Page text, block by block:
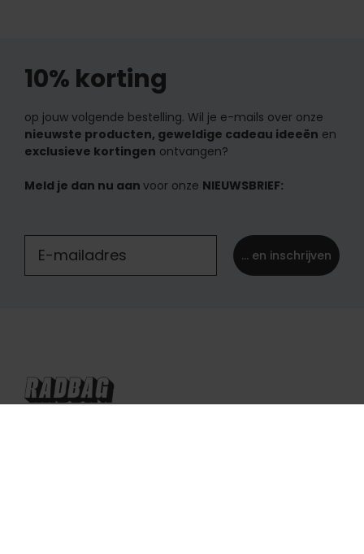
10% korting
op jouw volgende bestelling. Wil je e-mails over onze
nieuwste producten, geweldige cadeau ideeën en
exclusieve kortingen ontvangen?
Meld je dan nu aan voor onze NIEUWSBRIEF:
... en inschrijven